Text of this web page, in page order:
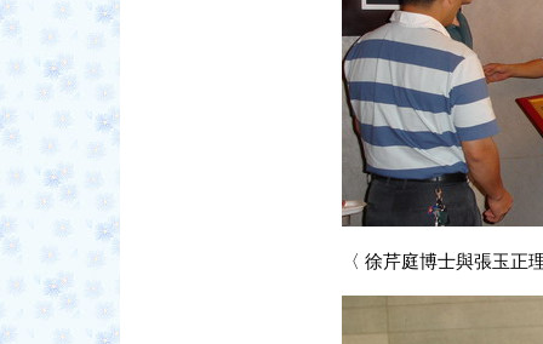
〈 徐芹庭博士與張玉正